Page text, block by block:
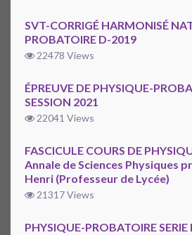
SVT-CORRIGÉ HARMONISÉ
PROBATOIRE D-2019
22478 Views
ÉPREUVE DE PHYSIQUE-
SESSION 2021
22041 Views
FASCICULE COURS DE
Annale de Sciences Physiques
Henri (Professeur de Lycée)
21317 Views
PHYSIQUE-PROBATOIRE